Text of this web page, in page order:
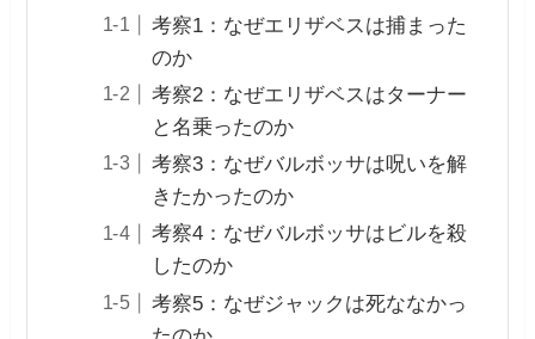
考察1：なぜエリザベスは捕まった
のか
考察2：なぜエリザベスはターナー
と名乗ったのか
考察3：なぜバルボッサは呪いを解
きたかったのか
考察4：なぜバルボッサはビルを殺
したのか
考察5：なぜジャックは死ななかっ